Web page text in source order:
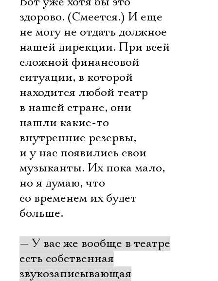
здорово. (Смеется.) И еще
не могу не отдать должное
нашей дирекции. При всей
сложной финансовой
ситуации, в которой
находится любой театр
в нашей стране, они
нашли какие-то
внутренние резервы,
и у нас появились свои
музыканты. Их пока мало,
но я думаю, что
со временем их будет
больше.
— У вас же вообще в театре
есть собственная
звукозаписывающая